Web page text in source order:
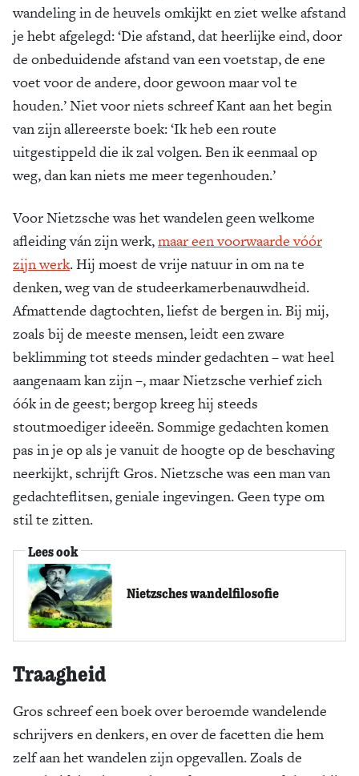
wandeling in de heuvels omkijkt en ziet welke afstand
je hebt afgelegd: ‘Die afstand, dat heerlijke eind, door
de onbeduidende afstand van een voetstap, de ene
voet voor de andere, door gewoon maar vol te
houden.’ Niet voor niets schreef Kant aan het begin
van zijn allereerste boek: ‘Ik heb een route
uitgestippeld die ik zal volgen. Ben ik eenmaal op
weg, dan kan niets me meer tegenhouden.’
Voor Nietzsche was het wandelen geen welkome
afleiding ván zijn werk,maar een voorwaarde vóór
zijn werk. Hij moest de vrije natuur in om na te
denken, weg van de studeerkamerbenauwdheid.
Afmattende dagtochten, liefst de bergen in. Bij mij,
zoals bij de meeste mensen, leidt een zware
beklimming tot steeds minder gedachten – wat heel
aangenaam kan zijn –, maar Nietzsche verhief zich
óók in de geest; bergop kreeg hij steeds
stoutmoediger ideeën. Sommige gedachten komen
pas in je op als je vanuit de hoogte op de beschaving
neerkijkt, schrijft Gros. Nietzsche was een man van
gedachteflitsen, geniale ingevingen. Geen type om
stil te zitten.
Lees ook
Nietzsches wandelfilosofie
Traagheid
Gros schreef een boek over beroemde wandelende
schrijvers en denkers, en over de facetten die hem
zelf aan het wandelen zijn opgevallen. Zoals de